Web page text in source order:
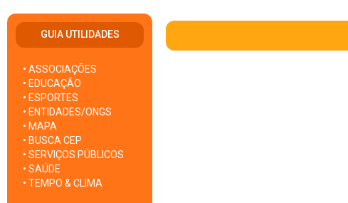
GUIA UTILIDADES
• ASSOCIAÇÕES
• EDUCAÇÃO
• ESPORTES
• ENTIDADES/ONGS
• MAPA
• BUSCA CEP
• SERVIÇOS PÚBLICOS
• SAÚDE
• TEMPO & CLIMA